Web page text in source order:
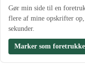
Gør min side til en
flere af mine opskrifter
sekunder.
Marker som